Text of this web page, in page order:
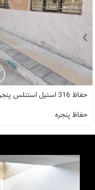
حفاظ 316 استیل استنلس پنجره
حفاظ پنجره